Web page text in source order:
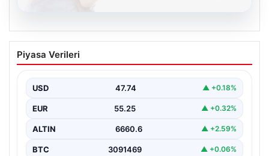
Kelebek.Org İle Dijital İletişimin Seviyeli
Adresi Ve Muhabbet Deneyimi
kurması büyük bir hassasiyet ifade etmektedir.
Günümüzde…
Piyasa Verileri
USD 47.74 ▲ +0.18%
EUR 55.25 ▲ +0.32%
ALTIN 6660.6 ▲ +2.59%
BTC 3091469 ▲ +0.06%